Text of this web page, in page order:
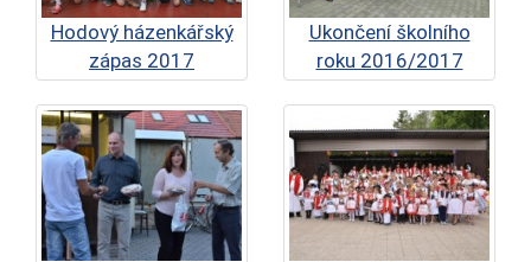
Hodový házenkářský
zápas 2017
Ukončení školního
roku 2016/2017